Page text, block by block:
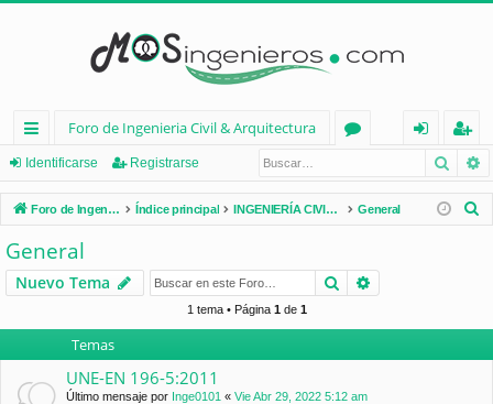
nl
ac
es
rá
pi
d
os
Foro de Ingenieria Civil & Arquitectura
os
nt
ifi
e
eg
ist
ra
Identificarse Registrarse
Foro de Ingenieria Civil & Arquitectura Índice principal INGENIERÍA CIVIL (España) General
r
General
Nuevo Tema Buscar
1 tema • Página 1de 1
Temas
UNE-EN 196-5:2011
Último mensaje por Inge0101 « Vie Abr 29, 2022 5:12 am